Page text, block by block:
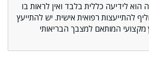
הוא לידיעה כללית בלבד ואין לראות בו
להתייעצות רפואית אישית. יש להתייעץ
מקצועי המותאם למצבך הבריאותי